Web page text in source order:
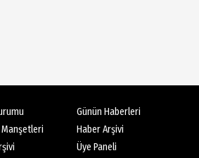
PROBİYOTİKGünün Haberleri
Haber Arşivi
Üye Paneli